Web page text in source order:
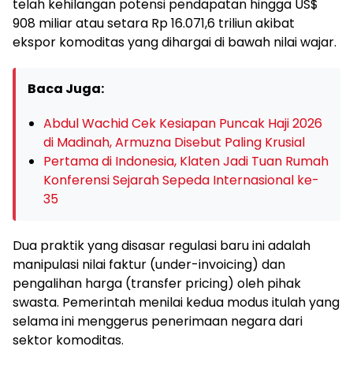
telah kehilangan potensi pendapatan hingga US$
908 miliar atau setara Rp 16.071,6 triliun akibat
ekspor komoditas yang dihargai di bawah nilai wajar.
Baca Juga:
Abdul Wachid Cek Kesiapan Puncak Haji 2026
di Madinah, Armuzna Disebut Paling Krusial
Pertama di Indonesia, Klaten Jadi Tuan Rumah
Konferensi Sejarah Sepeda Internasional ke-
35
Dua praktik yang disasar regulasi baru ini adalah
manipulasi nilai faktur (under-invoicing) dan
pengalihan harga (transfer pricing) oleh pihak
swasta. Pemerintah menilai kedua modus itulah yang
selama ini menggerus penerimaan negara dari
sektor komoditas.